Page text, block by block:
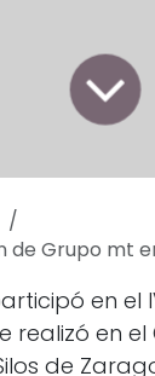
Grupo mt en
en el
realizó en
de